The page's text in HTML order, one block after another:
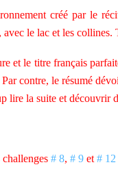
créé par le
avec le lac et les collines.
et le titre français
contre, le résumé
lire la suite et découvrir
# 8, # 9 et # 12